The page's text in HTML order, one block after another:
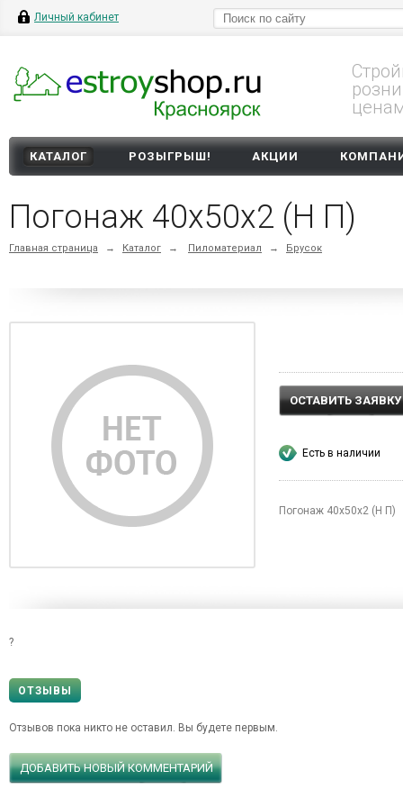
Личный кабинет
КАТАЛОГ РОЗЫГРЫШ! АКЦИИ
Погонаж 40х50х2 (Н П)
Главная страница → Каталог → Пиломатериал → Брусок
ОСТАВИТЬ ЗАЯВКУ
Есть в наличии
Погонаж 40х50х2 (Н П)
?
ОТЗЫВЫ
Отзывов пока никто не оставил. Вы будете первым.
ДОБАВИТЬ НОВЫЙ КОММЕНТАРИЙ